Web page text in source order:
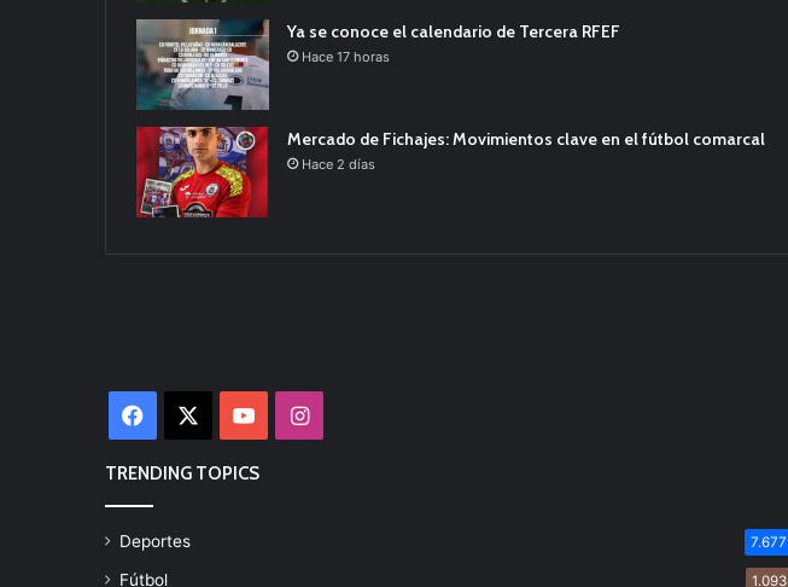
Ya se conoce el calendario de Tercera RFEF
Hace 17 horas
Mercado de Fichajes: Movimientos clave en el fútbol comarcal
Hace 2 días
Facebook YouTubeInstagram
TRENDING TOPICS
Deportes 7.677
Fútbol 1.093